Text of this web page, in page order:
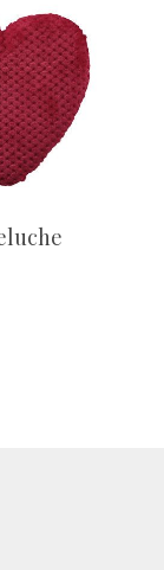
Al Carrito